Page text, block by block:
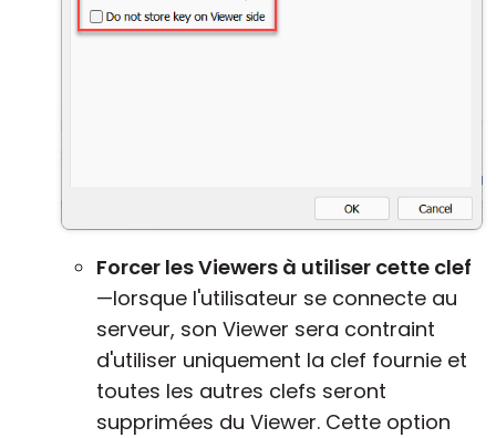
Forcer les Viewers à utiliser cette clef
—lorsque l'utilisateur se connecte au
serveur, son Viewer sera contraint
d'utiliser uniquement la clef fournie et
toutes les autres clefs seront
supprimées du Viewer. Cette option